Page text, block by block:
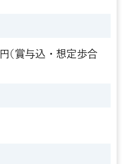
(賞与込・想定歩合